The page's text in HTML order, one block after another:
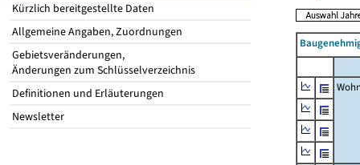
Kürzlich bereitgestellte Daten
Allgemeine Angaben, Zuordnungen
Gebietsveränderungen,
Änderungen zum Schlüsselverzeichnis
Definitionen und Erläuterungen
Newsletter